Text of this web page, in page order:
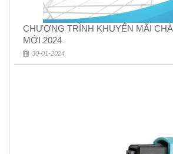
CHƯƠNG TRÌNH KHUYẾN MÃI
MỚI 2024
30-01-2024